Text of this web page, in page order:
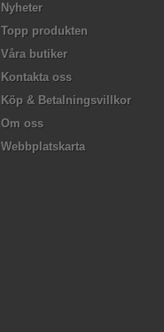
Nyheter
Topp produkten
Våra butiker
Kontakta oss
Köp & Betalningsvillkor
Om oss
Webbplatskarta